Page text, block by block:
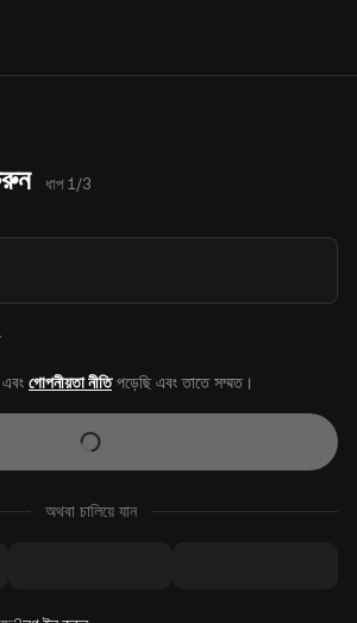
ধাপ 1/3
গোপনীয়তা নীতিপড়েছি এবং তাতে সম্মত।
অথবা চালিয়ে যান